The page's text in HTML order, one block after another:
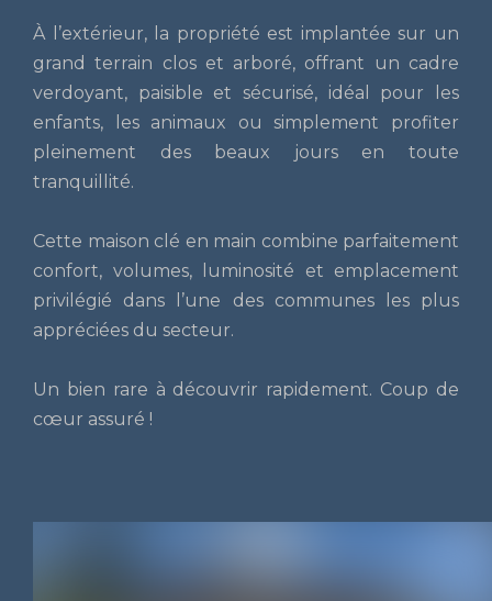
À l’extérieur, la propriété est implantée sur un
grand terrain clos et arboré, offrant un cadre
verdoyant, paisible et sécurisé, idéal pour les
enfants, les animaux ou simplement profiter
pleinement des beaux jours en toute
tranquillité.
Cette maison clé en main combine parfaitement
confort, volumes, luminosité et emplacement
privilégié dans l’une des communes les plus
appréciées du secteur.
Un bien rare à découvrir rapidement. Coup de
cœur assuré !